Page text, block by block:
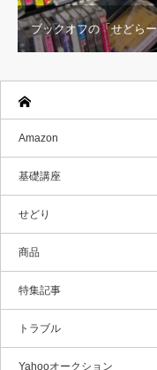
ブックオフの「せどら
Amazon
基礎講座
せどり
商品
特集記事
トラブル
Yahooオークション